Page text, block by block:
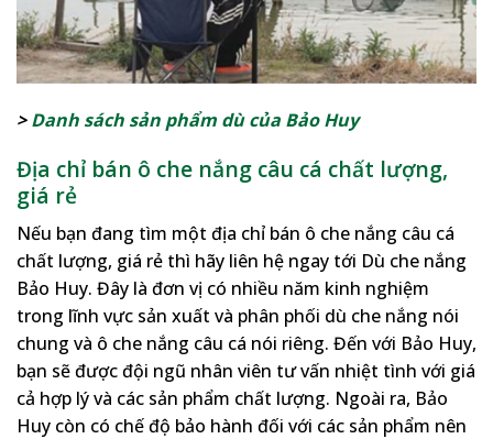
>Danh sách sản phẩm dù của Bảo Huy
Địa chỉ bán ô che nắng câu cá chất lượng,
giá rẻ
Nếu bạn đang tìm một địa chỉ bán ô che nắng câu cá
chất lượng, giá rẻ thì hãy liên hệ ngay tới Dù che nắng
Bảo Huy. Đây là đơn vị có nhiều năm kinh nghiệm
trong lĩnh vực sản xuất và phân phối dù che nắng nói
chung và ô che nắng câu cá nói riêng. Đến với Bảo Huy,
bạn sẽ được đội ngũ nhân viên tư vấn nhiệt tình với giá
cả hợp lý và các sản phẩm chất lượng. Ngoài ra, Bảo
Huy còn có chế độ bảo hành đối với các sản phẩm nên